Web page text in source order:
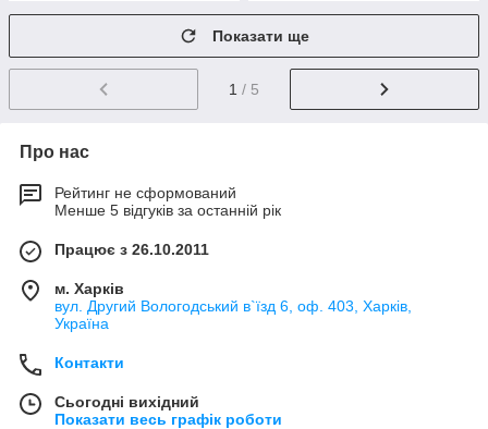
Показати ще
1 / 5
Про нас
Рейтинг не сформований
Менше 5 відгуків за останній рік
Працює з 26.10.2011
м. Харків
вул. Другий Вологодський в`їзд 6, оф. 403, Харків,
Україна
Контакти
Сьогодні вихідний
Показати весь графік роботи